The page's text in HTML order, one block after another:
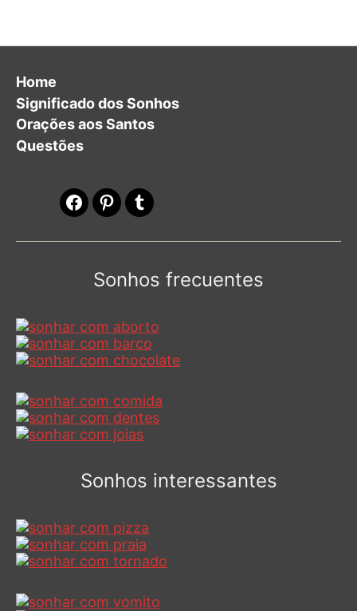
Home
Significado dos Sonhos
Orações aos Santos
Questões
Facebook
PinterestTumblr
Sonhos frecuentes
Sonhos interessantes